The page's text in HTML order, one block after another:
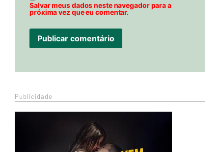
Salvar meus dados neste navegador para a
próxima vez que eu comentar.
Publicidade